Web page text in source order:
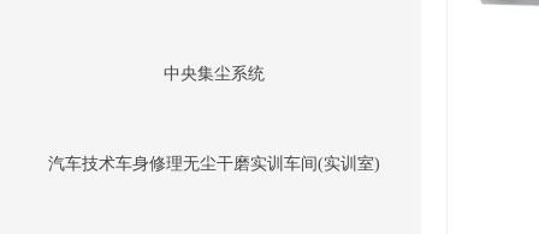
中央集尘系统
汽车技术车身修理无尘干磨实训车间(实训室)